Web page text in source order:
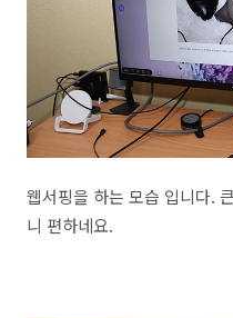
웹서핑을 하는 모습 입니다.
니 편하네요.